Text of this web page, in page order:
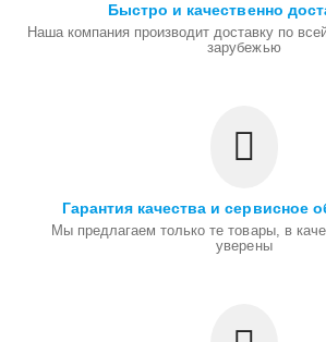
Быстро и качественно
Наша компания производит доставку по
зарубежью
Гарантия качества и сервисное
Мы предлагаем только те товары, в
уверены